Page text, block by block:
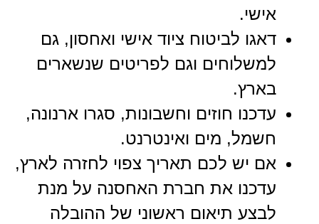
אישי.
דאגו לביטוח ציוד אישי ואחסון, גם
למשלוחים וגם לפריטים שנשארים
בארץ.
עדכנו חוזים וחשבונות, סגרו ארנונה,
חשמל, מים ואינטרנט.
אם יש לכם תאריך צפוי לחזרה לארץ,
עדכנו את חברת האחסנה על מנת
לבצע תיאום ראשוני של ההובלה